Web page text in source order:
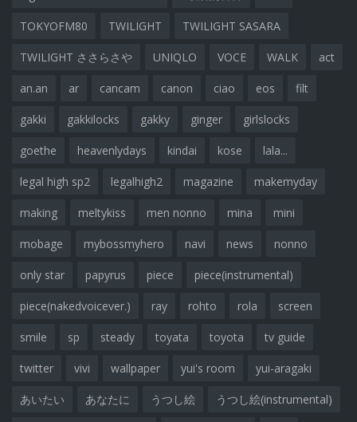
TOKYOFM80 TWILIGHT TWILIGHT SASARA
TWILIGHT ささらさや UNIQLO VOCE WALK act
an.an ar cancam canon ciao eos filt
gakki gakkilocks gakky ginger girlslocks
goethe heavenlydays kindai kose lala...
legal high sp2 legalhigh2 magazine makemyday
making meltykiss men nonno mina mini
mobage mybossmyhero navi news nonno
only star papyrus piece piece(instrumental)
piece(nakedvoicever.) ray rohto rola screen
smile sp steady toyata toyota tv guide
twitter vivi wallpaper yui's room yui-aragaki
あいたい あなたに うつし絵 うつし絵(instrumental)